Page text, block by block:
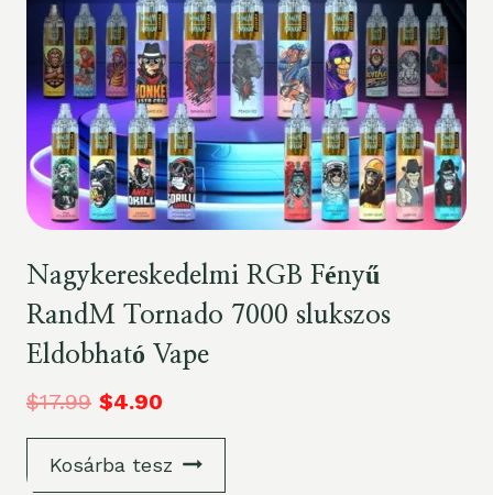
Nagykereskedelmi RGB Fényű
RandM Tornado 7000 slukszos
Eldobható Vape
$17.99 $4.90
Kosárba tesz